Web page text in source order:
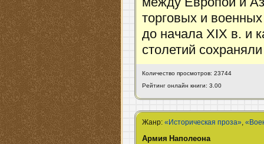
торговых и
до начала XIX в. и
столетий
Количество просмотров: 23744
Рейтинг онлайн книги: 3.00
Жанр:«Историческая проза»,
Армия Наполеона